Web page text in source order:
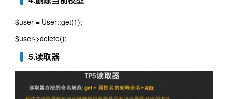
$user = User::get(1);
$user->delete();
5.读取器